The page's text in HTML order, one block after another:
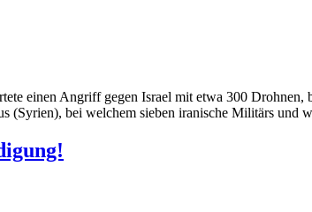
einen Angriff gegen Israel mit etwa 300 Drohnen,
bei welchem sieben iranische Militärs und